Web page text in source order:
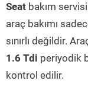
Seat bakım
araç bakımı
sınırlı değildir.
1.6 Tdi periyodik
kontrol edilir.